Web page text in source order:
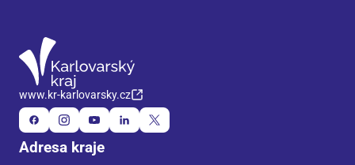
www.kr-karlovarsky.cz
Adresa kraje